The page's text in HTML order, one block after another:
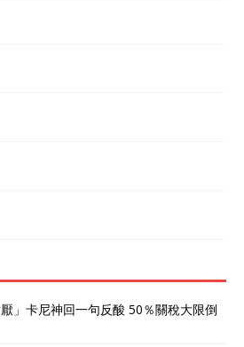
」卡尼神回一句反酸 50％關稅大限倒